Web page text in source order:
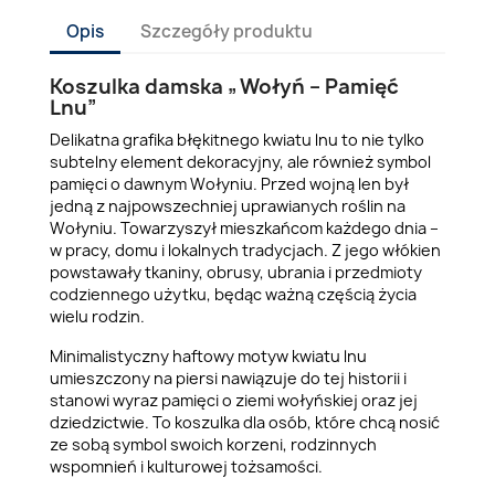
Opis Szczegóły produktu
Koszulka damska „Wołyń – Pamięć
Lnu”
Delikatna grafika błękitnego kwiatu lnu to nie tylko
subtelny element dekoracyjny, ale również symbol
pamięci o dawnym Wołyniu. Przed wojną len był
jedną z najpowszechniej uprawianych roślin na
Wołyniu. Towarzyszył mieszkańcom każdego dnia –
w pracy, domu i lokalnych tradycjach. Z jego włókien
powstawały tkaniny, obrusy, ubrania i przedmioty
codziennego użytku, będąc ważną częścią życia
wielu rodzin.
Minimalistyczny haftowy motyw kwiatu lnu
umieszczony na piersi nawiązuje do tej historii i
stanowi wyraz pamięci o ziemi wołyńskiej oraz jej
dziedzictwie. To koszulka dla osób, które chcą nosić
ze sobą symbol swoich korzeni, rodzinnych
wspomnień i kulturowej tożsamości.